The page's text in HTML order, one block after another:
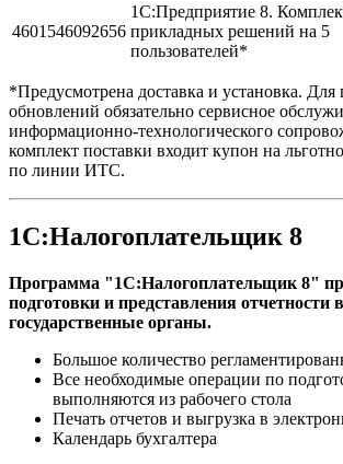
4601546092656
1С:Предприятие 8.
прикладных решений на 5
пользователей*
*Предусмотрена доставка и установка. Для
обновлений обязательно сервисное
информационно-технологического
комплект поставки входит купон на
по линии ИТС.
1С:Налогоплательщик 8
Программа "1С:Налогоплательщик 8"
подготовки и представления отчетности в
государственные органы.
Большое количество
Все необходимые операции по
выполняются из рабочего стола
Печать отчетов и выгрузка в
Календарь бухгалтера